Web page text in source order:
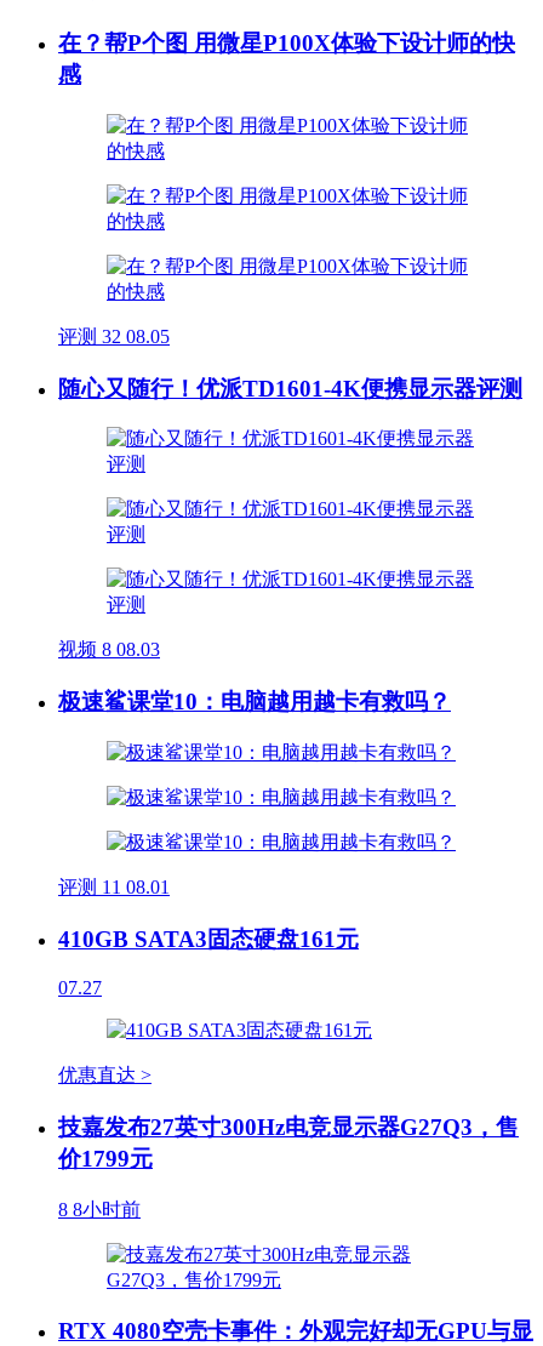
在？帮P个图 用微星P100X体验下设计师的快
感
评测 32 08.05
随心又随行！优派TD1601-4K便携显示器评测
视频 8 08.03
极速鲨课堂10：电脑越用越卡有救吗？
评测 11 08.01
410GB SATA3固态硬盘161元
07.27
优惠直达 >
技嘉发布27英寸300Hz电竞显示器G27Q3，售
价1799元
8 8小时前
RTX 4080空壳卡事件：外观完好却无GPU与显